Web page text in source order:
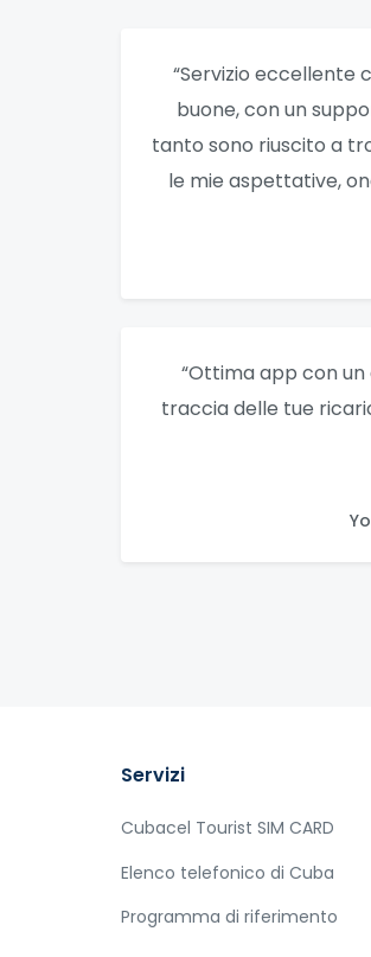
“Servizio eccellente
buone, con un
tanto sono riuscito a
le mie aspettative,
“Ottima app con
traccia delle tue
Servizi
Cubacel Tourist SIM CARD
Elenco telefonico di Cuba
Programma di riferimento